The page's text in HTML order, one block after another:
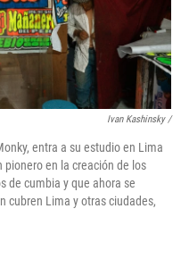
Ivan Kashinsky/
entra a su estudio en Lima
en la creación de los
de cumbia y que ahora se
cubren Lima y otras ciudades,